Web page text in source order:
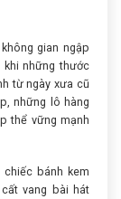
gian ngập
khi những thước
từ ngày xưa cũ
những lô hàng
thể vững mạnh
bánh kem
vang bài hát